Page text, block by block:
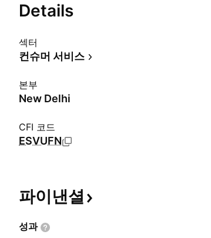
Details
섹터
컨슈머 서비스
본부
New Delhi
CFI 코드
ESVUFN
파이낸셜
성과